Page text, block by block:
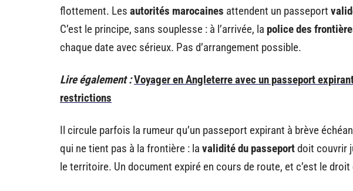
flottement. Les autorités marocaines attendent un passeport
C’est le principe, sans souplesse : à l’arrivée, la police des
chaque date avec sérieux. Pas d’arrangement possible.
Lire également :Voyager en Angleterre avec un passeport
restrictions
Il circule parfois la rumeur qu’un passeport expirant à brève
qui ne tient pas à la frontière : la validité du passeportdoit couvrir
le territoire. Un document expiré en cours de route, et c’est le droit